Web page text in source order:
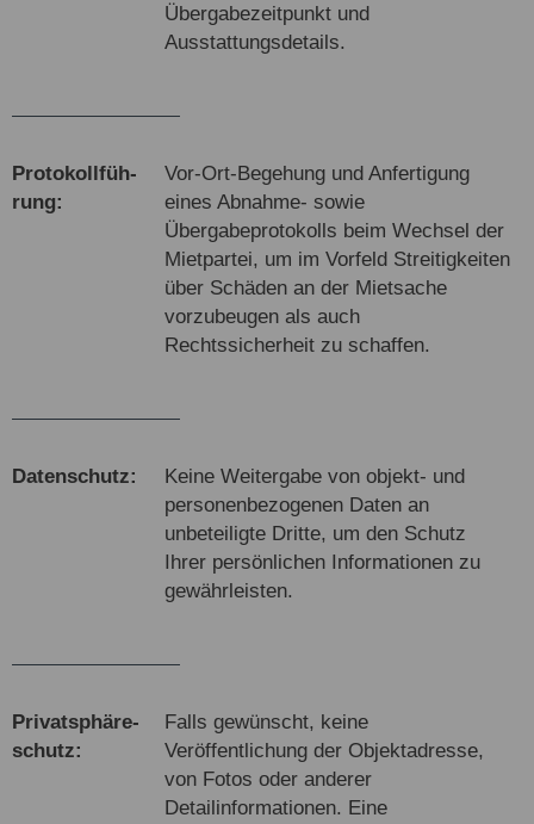
Übergabezeitpunkt und
Ausstattungsdetails.
Pro­to­koll­füh­
rung:
Vor-Ort-Begehung und Anfertigung
eines Abnahme- sowie
Übergabeprotokolls beim Wechsel der
Mietpartei, um im Vorfeld Streitigkeiten
über Schäden an der Mietsache
vorzubeugen als auch
Rechtssicherheit zu schaffen.
Daten­schutz:
Keine Weitergabe von objekt- und
personenbezogenen Daten an
unbeteiligte Dritte, um den Schutz
Ihrer persönlichen Informationen zu
gewährleisten.
Privats­phäre­
schutz:
Falls gewünscht, keine
Veröffentlichung der Objektadresse,
von Fotos oder anderer
Detailinformationen. Eine